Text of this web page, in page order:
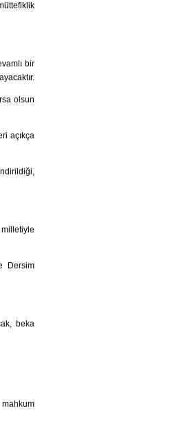
bir
olsun
açıkça
milletiyle
Dersim
beka